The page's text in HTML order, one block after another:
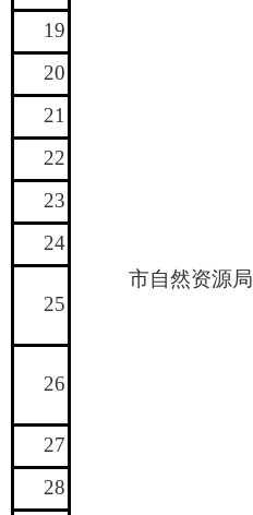
19
20
21
市自然资源局
22
23
24
25
26
27
28